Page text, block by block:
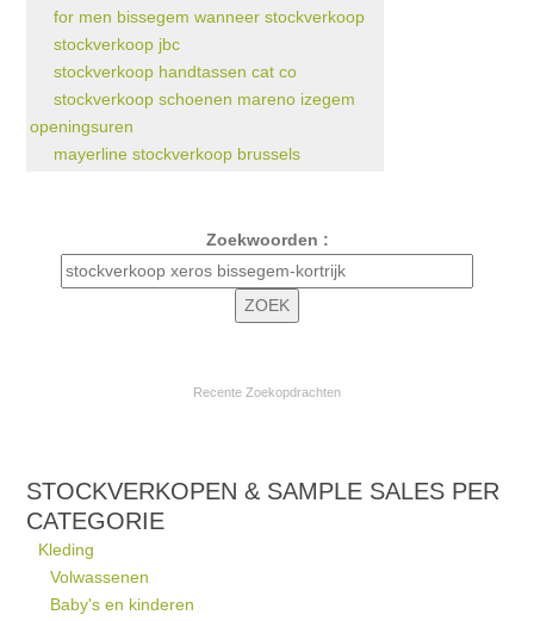
for men bissegem wanneer stockverkoop
stockverkoop jbc
stockverkoop handtassen cat co
stockverkoop schoenen mareno izegem
openingsuren
mayerline stockverkoop brussels
Zoekwoorden :
Recente Zoekopdrachten
STOCKVERKOPEN & SAMPLE SALES PER
CATEGORIE
Kleding
Volwassenen
Baby's en kinderen